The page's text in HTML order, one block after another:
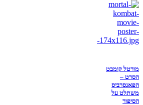
מורטל קומבט
הסרט –
הפאנסרביס
משתלט על
הסיפור